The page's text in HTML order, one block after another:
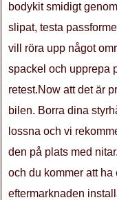
bodykit smidigt
slipat, testa
vill röra upp något
spackel och upprepa
retest.Now att det är
bilen. Borra dina
lossna och vi
den på plats med
och du kommer att
eftermarknaden